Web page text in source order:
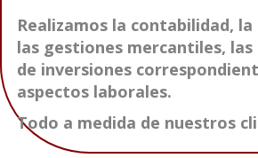
Realizamos la contabilidad,
las gestiones mercantiles, las
de inversiones
aspectos laborales.
Todo a medida de nuestros